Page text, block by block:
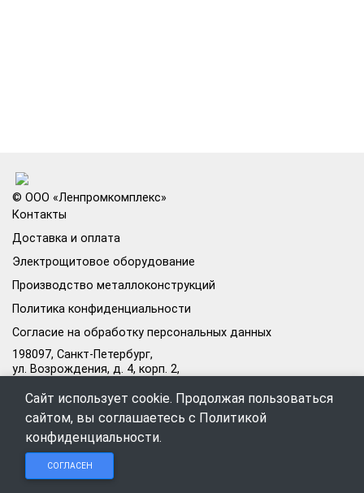
© ООО «Ленпромкомплекс»
Контакты
Доставка и оплата
Электрощитовое оборудование
Производство металлоконструкций
Политика конфиденциальности
Согласие на обработку персональных данных
198097, Санкт-Петербург,
ул. Возрождения, д. 4, корп. 2,
Режим работы офиса:
Пн–Пт: 09:00–18:00
+7 (812) 309-98-44
Сайт использует cookie. Продолжая пользоваться
сайтом, вы соглашаетесь с Политикой
конфиденциальности.
СОГЛАСЕН